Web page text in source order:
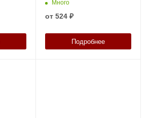
Много
от 524 ₽
Подробнее